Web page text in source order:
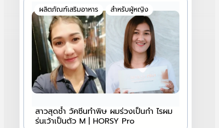
ผลิตภัณฑ์เสริมอาหาร สำหรับผู้หญิง
สาวสุดช้ำ วัคซีนทำพิษ ผมร่วงเป็นกำ ไรผม
ร่นเว้าเป็นตัว M | HORSY Pro